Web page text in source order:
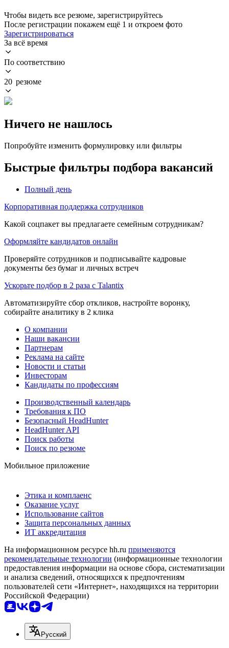
Чтобы видеть все резюме, зарегистрируйтесь
После регистрации покажем ещё 1 и откроем фото
Зарегистрироваться
За всё время
По соответствию
20 резюме
Ничего не нашлось
Попробуйте изменить формулировку или фильтры
Быстрые фильтры подбора вакансий
Полный день
Корпоративная поддержка сотрудников
Какой соцпакет вы предлагаете семейным сотрудникам?
Оформляйте кандидатов онлайн
Проверяйте сотрудников и подписывайте кадровые
документы без бумаг и личных встреч
Ускорьте подбор в 2 раза с Talantix
Автоматизируйте сбор откликов, настройте воронку,
собирайте аналитику в 2 клика
О компании
Наши вакансии
Партнерам
Реклама на сайте
Новости и статьи
Инвесторам
Кандидаты по профессиям
Производственный календарь
Требования к ПО
Безопасный HeadHunter
HeadHunter API
Поиск работы
Поиск по резюме
Мобильное приложение
Этика и комплаенс
Оказание услуг
Использование сайтов
Защита персональных данных
ИТ аккредитация
На информационном ресурсе hh.ru применяются
рекомендательные технологии (информационные технологии
предоставления информации на основе сбора, систематизации
и анализа сведений, относящихся к предпочтениям
пользователей сети «Интернет», находящихся на территории
Российской Федерации)
Русский